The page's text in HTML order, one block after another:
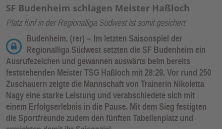
SF Budenheim schlagen Meister Haßloch
Platz fünf in der Regionalliga Südwest ist somit gesichert
Budenheim. (rer) – Im letzten Saisonspiel der
Regionalliga Südwest setzten die SF Budenheim ein
Ausrufezeichen und gewannen auswärts beim bereits
feststehenden Meister TSG Haßloch mit 28:29. Vor rund 250
Zuschauern zeigte die Mannschaft von Trainerin Nikoletta
Nagy eine starke Leistung und verabschiedete sich mit
einem Erfolgserlebnis in die Pause. Mit dem Sieg festigten
die Sportfreunde zudem den fünften Tabellenplatz und